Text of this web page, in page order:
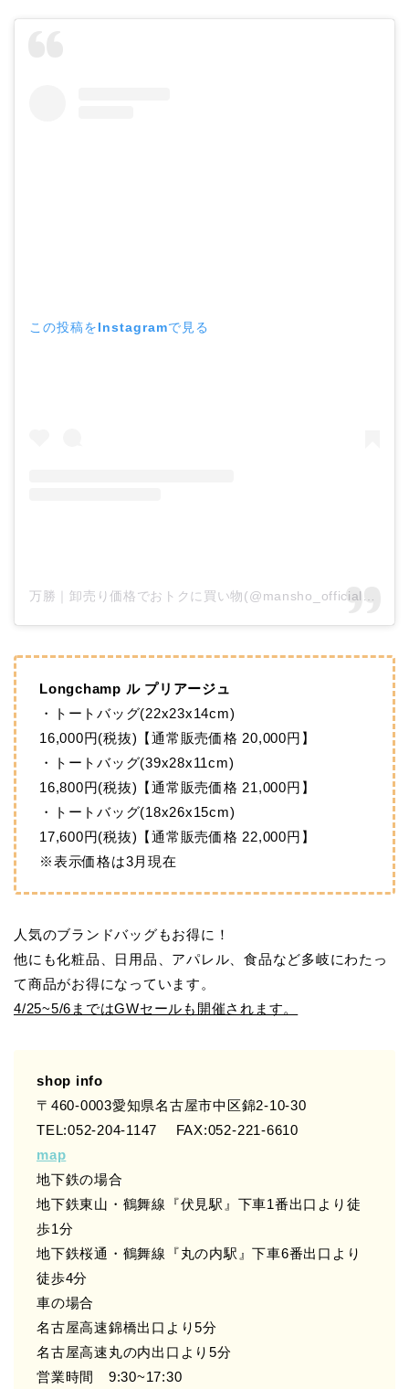
この投稿をInstagramで見る
Longchamp ル プリアージュ
・トートバッグ(22x23x14cm)
16,000円(税抜)【通常販売価格 20,000円】
・トートバッグ(39x28x11cm)
16,800円(税抜)【通常販売価格 21,000円】
・トートバッグ(18x26x15cm)
17,600円(税抜)【通常販売価格 22,000円】
※表示価格は3月現在
人気のブランドバッグもお得に！
他にも化粧品、日用品、アパレル、食品など多岐にわたっ
て商品がお得になっています。
4/25~5/6まではGWセールも開催されます。
shop info
〒460-0003愛知県名古屋市中区錦2-10-30
TEL:052-204-1147 FAX:052-221-6610
map
地下鉄の場合
地下鉄東山・鶴舞線『伏見駅』下車1番出口より徒
歩1分
地下鉄桜通・鶴舞線『丸の内駅』下車6番出口より
徒歩4分
車の場合
名古屋高速錦橋出口より5分
名古屋高速丸の内出口より5分
営業時間 9:30~17:30